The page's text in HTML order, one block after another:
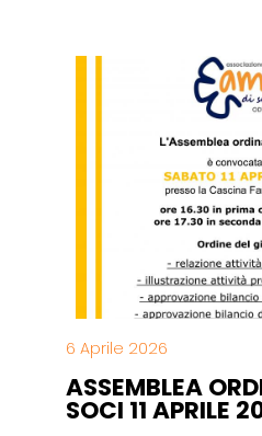
6 Aprile 2026
ASSEMBLEA
SOCI 11 APRILE